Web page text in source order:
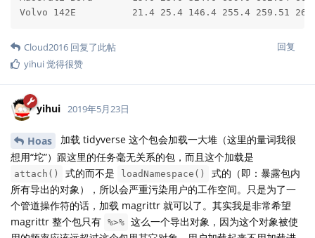
Volvo 142E          21.4 25.4 146.4 255.4 259.51
回复
Cloud2016 回复了此帖
yihui觉得很赞
yihui 2019年5月23日
Hoas
加载 tidyverse 这个包会加载一大堆（这里的量词我很
想用“坨”）跟这里的任务毫无关系的包，而且这个加载是
attach() 式的而不是 loadNamespace()
式的（即：暴露包内
所有导出的对象），所以会严重污染用户的工作空间。只是为了一
个管道操作符的话，加载 magrittr 就可以了。其实我是非常希望
magrittr 整个包只有 %>% 这么一个导出对象，因为这个对象被使